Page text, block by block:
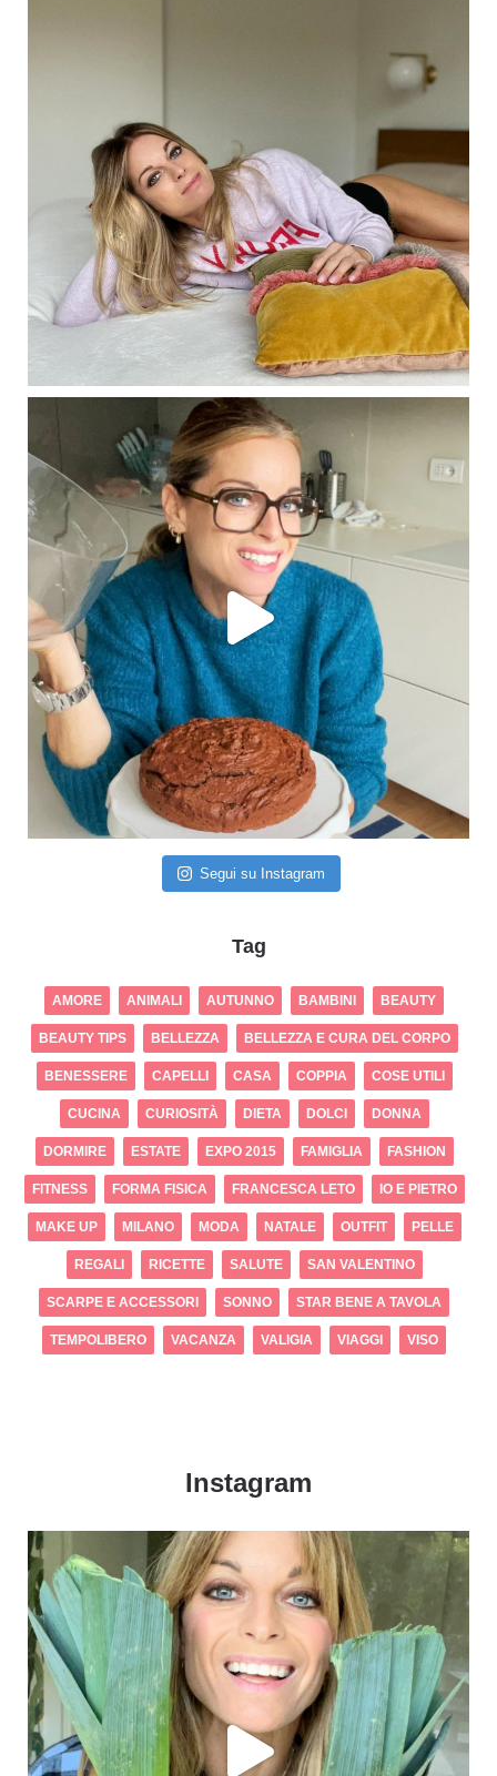
Segui su Instagram
Tag
AMORE ANIMALI AUTUNNO BAMBINI BEAUTY
BEAUTY TIPS BELLEZZA BELLEZZA E CURA DEL CORPO
BENESSERE CAPELLI CASA COPPIA COSE UTILI
CUCINA CURIOSITÀ DIETA DOLCI DONNA
DORMIRE ESTATE EXPO 2015 FAMIGLIA FASHION
FITNESS FORMA FISICA FRANCESCA LETO IO E PIETRO
MAKE UP MILANO MODA NATALE OUTFIT PELLE
REGALI RICETTE SALUTE SAN VALENTINO
SCARPE E ACCESSORI SONNO STAR BENE A TAVOLA
TEMPOLIBERO VACANZA VALIGIA VIAGGI VISO
Instagram